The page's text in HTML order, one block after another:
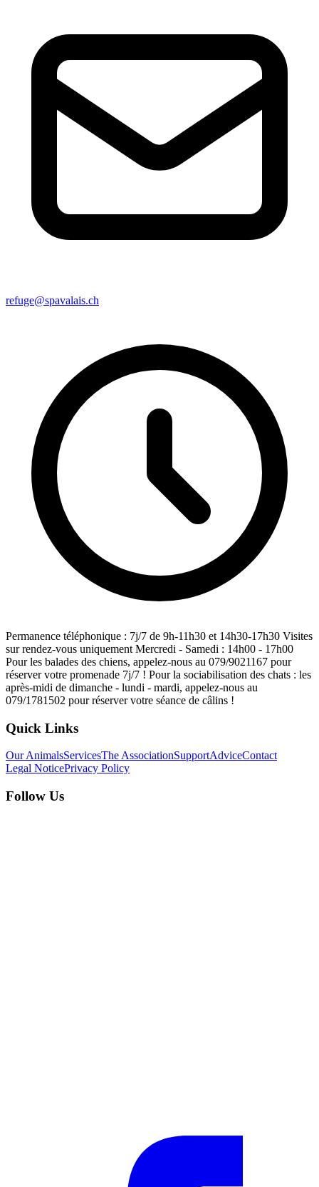
refuge@spavalais.ch
Permanence téléphonique : 7j/7 de 9h-11h30 et 14h30-17h30 Visites
sur rendez-vous uniquement Mercredi - Samedi : 14h00 - 17h00
Pour les balades des chiens, appelez-nous au 079/9021167 pour
réserver votre promenade 7j/7 ! Pour la sociabilisation des chats : les
après-midi de dimanche - lundi - mardi, appelez-nous au
079/1781502 pour réserver votre séance de câlins !
Quick Links
Our AnimalsServicesThe AssociationSupportAdviceContact
Legal NoticePrivacy Policy
Follow Us